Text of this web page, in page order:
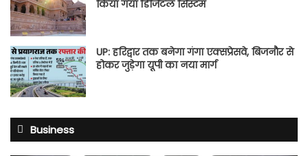
किया गया डिजिटल सिस्टम
UP: हरिद्वार तक बनेगा गंगा एक्सप्रेसवे, बिजनौर से
होकर जुड़ेगा यूपी का नया मार्ग
Business